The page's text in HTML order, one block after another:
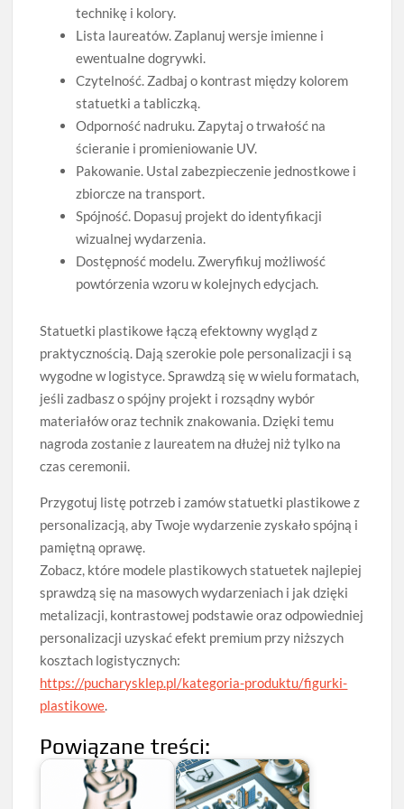
technikę i kolory.
Lista laureatów. Zaplanuj wersje imienne i
ewentualne dogrywki.
Czytelność. Zadbaj o kontrast między kolorem
statuetki a tabliczką.
Odporność nadruku. Zapytaj o trwałość na
ścieranie i promieniowanie UV.
Pakowanie. Ustal zabezpieczenie jednostkowe i
zbiorcze na transport.
Spójność. Dopasuj projekt do identyfikacji
wizualnej wydarzenia.
Dostępność modelu. Zweryfikuj możliwość
powtórzenia wzoru w kolejnych edycjach.
Statuetki plastikowe łączą efektowny wygląd z
praktycznością. Dają szerokie pole personalizacji i są
wygodne w logistyce. Sprawdzą się w wielu formatach,
jeśli zadbasz o spójny projekt i rozsądny wybór
materiałów oraz technik znakowania. Dzięki temu
nagroda zostanie z laureatem na dłużej niż tylko na
czas ceremonii.
Przygotuj listę potrzeb i zamów statuetki plastikowe z
personalizacją, aby Twoje wydarzenie zyskało spójną i
pamiętną oprawę.
Zobacz, które modele plastikowych statuetek najlepiej
sprawdzą się na masowych wydarzeniach i jak dzięki
metalizacji, kontrastowej podstawie oraz odpowiedniej
personalizacji uzyskać efekt premium przy niższych
kosztach logistycznych:
https://pucharysklep.pl/kategoria-produktu/figurki-
plastikowe.
Powiązane treści: